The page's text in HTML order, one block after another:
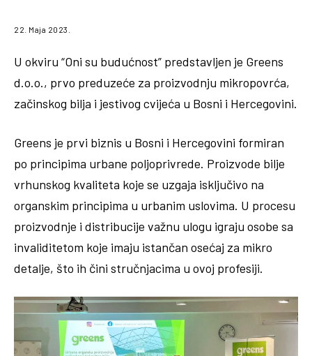
22. Maja 2023.
U okviru “Oni su budućnost” predstavljen je Greens
d.o.o., prvo preduzeće za proizvodnju mikropovrća,
začinskog bilja i jestivog cvijeća u Bosni i Hercegovini.
Greens je prvi biznis u Bosni i Hercegovini formiran
po principima urbane poljoprivrede. Proizvode bilje
vrhunskog kvaliteta koje se uzgaja isključivo na
organskim principima u urbanim uslovima. U procesu
proizvodnje i distribucije važnu ulogu igraju osobe sa
invaliditetom koje imaju istančan osećaj za mikro
detalje, što ih čini stručnjacima u ovoj profesiji.